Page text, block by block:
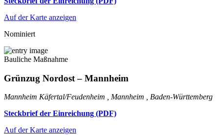
Auf der Karte anzeigen
Nominiert
Bauliche Maßnahme
Grünzug Nordost – Mannheim
Mannheim Käfertal/Feudenheim , Mannheim , Baden-Württemberg
Steckbrief der Einreichung (PDF)
Auf der Karte anzeigen